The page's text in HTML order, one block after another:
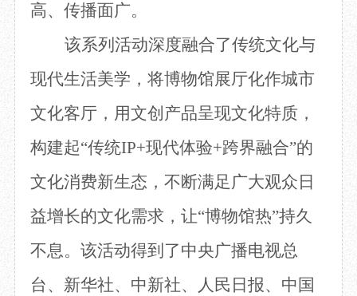
高、 传播面广。
该系列活动深度融合了传统文化与
现代生活美学 ， 将博物馆展厅化作城市
文化客厅，用文创产品呈现文化特质，
构建起“传统IP+现代体验+跨界融合”的
文化消费新生态 ， 不断满足 广大观众 日
益增长的文化需求 ， 让“博物馆热”持久
不息。 该活动得到了中央广播电视总
台、新华社、中新社、人民日报、中国